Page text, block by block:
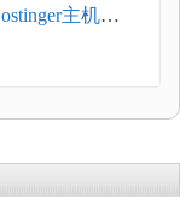
主机一